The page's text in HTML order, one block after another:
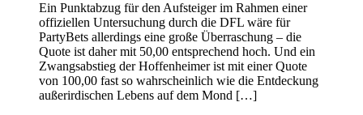
Ein Punktabzug für den Aufsteiger im Rahmen einer
offiziellen Untersuchung durch die DFL wäre für
PartyBets allerdings eine große Überraschung – die
Quote ist daher mit 50,00 entsprechend hoch. Und ein
Zwangsabstieg der Hoffenheimer ist mit einer Quote
von 100,00 fast so wahrscheinlich wie die Entdeckung
außerirdischen Lebens auf dem Mond […]